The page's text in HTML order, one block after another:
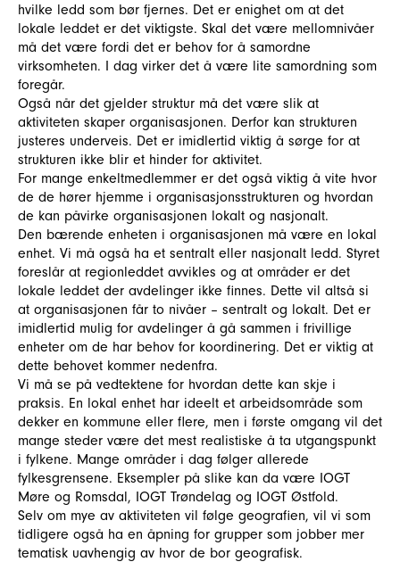
hvilke ledd som bør fjernes. Det er enighet om at det
lokale leddet er det viktigste. Skal det være mellomnivåer
må det være fordi det er behov for å samordne
virksomheten. I dag virker det å være lite samordning som
foregår.
Også når det gjelder struktur må det være slik at
aktiviteten skaper organisasjonen. Derfor kan strukturen
justeres underveis. Det er imidlertid viktig å sørge for at
strukturen ikke blir et hinder for aktivitet.
For mange enkeltmedlemmer er det også viktig å vite hvor
de de hører hjemme i organisasjonsstrukturen og hvordan
de kan påvirke organisasjonen lokalt og nasjonalt.
Den bærende enheten i organisasjonen må være en lokal
enhet. Vi må også ha et sentralt eller nasjonalt ledd. Styret
foreslår at regionleddet avvikles og at områder er det
lokale leddet der avdelinger ikke finnes. Dette vil altså si
at organisasjonen får to nivåer – sentralt og lokalt. Det er
imidlertid mulig for avdelinger å gå sammen i frivillige
enheter om de har behov for koordinering. Det er viktig at
dette behovet kommer nedenfra.
Vi må se på vedtektene for hvordan dette kan skje i
praksis. En lokal enhet har ideelt et arbeidsområde som
dekker en kommune eller flere, men i første omgang vil det
mange steder være det mest realistiske å ta utgangspunkt
i fylkene. Mange områder i dag følger allerede
fylkesgrensene. Eksempler på slike kan da være IOGT
Møre og Romsdal, IOGT Trøndelag og IOGT Østfold.
Selv om mye av aktiviteten vil følge geografien, vil vi som
tidligere også ha en åpning for grupper som jobber mer
tematisk uavhengig av hvor de bor geografisk.